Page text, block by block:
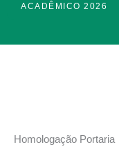
ACADÊMICO 2026
Homologação Portaria